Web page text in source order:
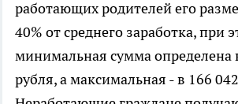
работающих родителей его
40% от среднего заработка, при
минимальная сумма определена
рубля, а максимальная - в 166